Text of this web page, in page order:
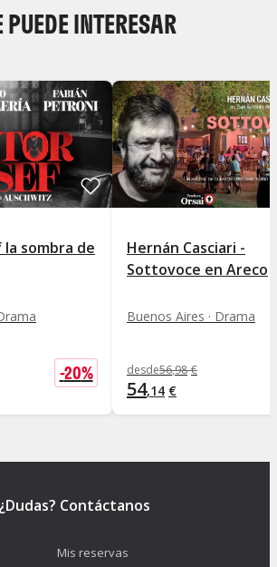
INTERESAR
sombra de
-20%
Hernán Casciari -
Sottovoce en Areco
Buenos Aires · Drama
desde56,98 €
54,14 €
¿Dudas? Contáctanos
Mis reservas